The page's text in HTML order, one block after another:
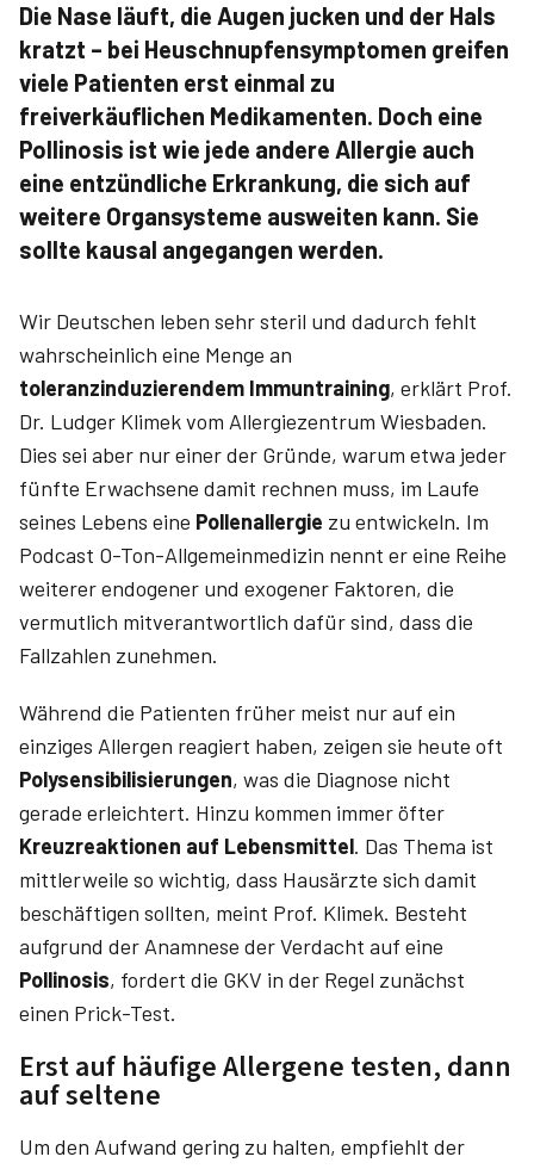
Die Nase läuft, die Augen jucken und der Hals
kratzt – bei Heuschnupfensymptomen greifen
viele Patienten erst einmal zu
freiverkäuflichen Medikamenten. Doch eine
Pollinosis ist wie jede andere Allergie auch
eine entzündliche Erkrankung, die sich auf
weitere Organsysteme ausweiten kann. Sie
sollte kausal angegangen werden.
Wir Deutschen leben sehr steril und dadurch fehlt
wahrscheinlich eine Menge an
toleranzinduzierendem Immuntraining, erklärt Prof.
Dr. ­Ludger ­Klimek vom Allergiezentrum Wiesbaden.
Dies sei aber nur einer der Gründe, warum etwa jeder
fünfte Erwachsene damit rechnen muss, im Laufe
seines Lebens eine Pollenallergie zu entwickeln. Im
Podcast O-Ton-Allgemeinmedizin nennt er eine Reihe
weiterer endogener und exogener Faktoren, die
vermutlich mitverantwortlich dafür sind, dass die
Fallzahlen zunehmen.
Während die Patienten früher meist nur auf ein
einziges Allergen reagiert haben, zeigen sie heute oft
Poly­sensibilisierungen, was die Diagnose nicht
gerade erleichtert. Hinzu kommen immer öfter
Kreuzreaktionen auf Lebensmittel. Das Thema ist
mittlerweile so wichtig, dass Hausärzte sich damit
beschäftigen sollten, meint Prof. Klimek. Besteht
aufgrund der Anamnese der Verdacht auf eine
Pollinosis, fordert die GKV in der Regel zunächst
einen Prick-Test.
Erst auf häufige Allergene testen, dann
auf seltene
Um den Aufwand gering zu halten, empfiehlt der